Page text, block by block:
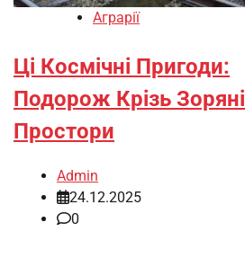
Аграрії
Ці Космічні Пригоди:
Подорож Крізь Зоряні
Простори
Admin
24.12.2025
0